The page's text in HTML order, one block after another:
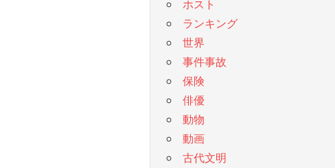
ホスト
ランキング
世界
事件事故
保険
俳優
動物
動画
古代文明